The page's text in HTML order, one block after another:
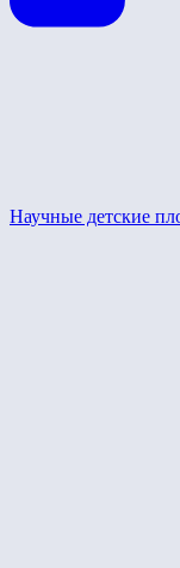
Научные детские